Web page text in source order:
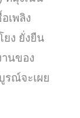
เพลิง
ยง ยั่งยืน
นของ
รณ์จะเผย